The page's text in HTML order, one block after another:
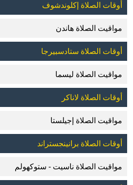
أوقات الصلاة إكلوندشوف
مواقيت الصلاة هاندن
أوقات الصلاة ستادسبيرجا
مواقيت الصلاة ليسما
أوقات الصلاة لاناكر
مواقيت الصلاة إجيلستا
أوقات الصلاة برانينجستراند
مواقيت الصلاة ناسيت - ستوكهولم